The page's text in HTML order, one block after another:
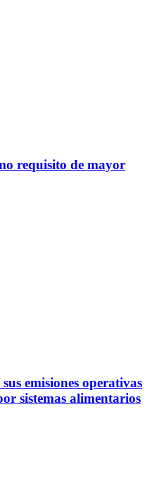
requisito de mayor
emisiones operativas
sistemas alimentarios